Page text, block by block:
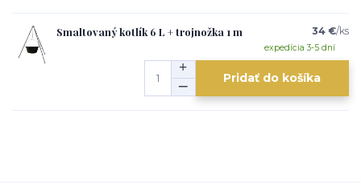
Smaltovaný kotlík 6 L + trojnožka 1 m 34 €/ks
expedícia 3-5 dní
Pridať do košíka